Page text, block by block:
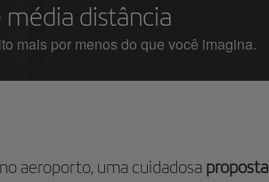
média distância
mais por menos do que você imagina.
no aeroporto, uma cuidadosa proposta